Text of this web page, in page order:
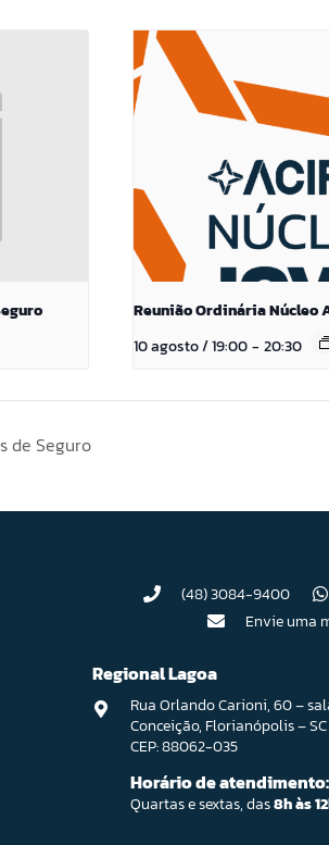
Reunião Ordinária Núcleo
10 agosto / 19:00 - 20:30
de Seguro
(48) 3084-9400
Envie uma
Regional Lagoa
Rua Orlando Carioni, 60 –
Conceição, Florianópolis – SC
CEP: 88062-035
Horário de atendimento:
Quartas e sextas, das8h às